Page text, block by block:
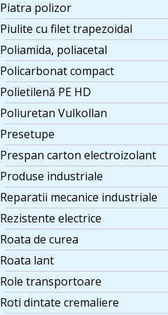
Piatra polizor
Piulite cu filet trapezoidal
Poliamida, poliacetal
Policarbonat compact
Polietilenă PE HD
Poliuretan Vulkollan
Presetupe
Prespan carton electroizolant
Produse industriale
Reparatii mecanice industriale
Rezistente electrice
Roata de curea
Roata lant
Role transportoare
Roti dintate cremaliere